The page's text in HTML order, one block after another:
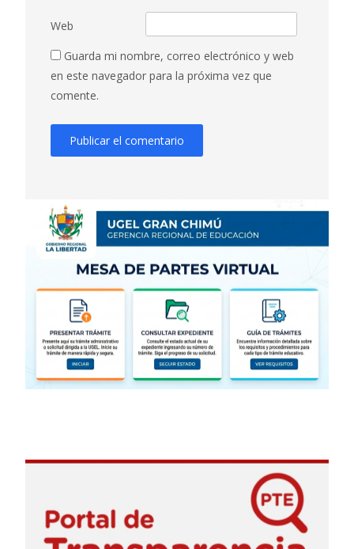
Web
Guarda mi nombre, correo electrónico y web
en este navegador para la próxima vez que
comente.